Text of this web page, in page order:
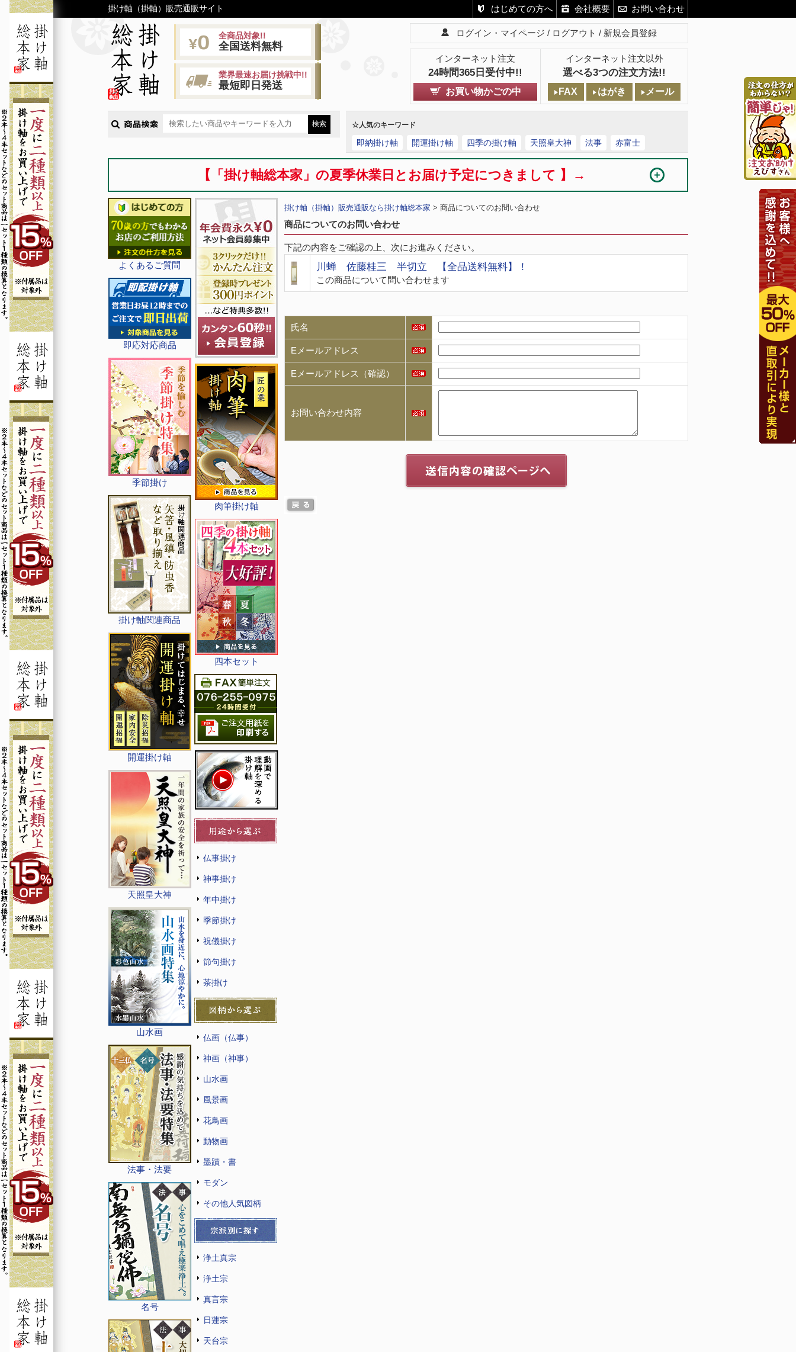
掛け軸（掛軸）販売通販サイト はじめての方へ 会社概要 お問い合わせ
全商品対象!!
全国送料無料
業界最速お届け挑戦中!!
最短即日発送
ログイン・マイページ ログアウト 新規会員登録
インターネット注文
24時間365日受付中!!
インターネット注文以外
選べる3つの注文方法!!
お買い物かごの中 FAX はがき メール
☆人気のキーワード
即納掛け軸 開運掛け軸 四季の掛け軸 天照皇大神 法事 赤富士
【「掛け軸総本家」の夏季休業日とお届け予定につきまして 】→
よくあるご質問
即応対応商品
季節掛け
掛け軸関連商品
開運掛け軸
天照皇大神
山水画
法事・法要
名号
肉筆掛け軸
四本セット
仏事掛け
神事掛け
年中掛け
季節掛け
祝儀掛け
節句掛け
茶掛け
仏画（仏事）
神画（神事）
山水画
風景画
花鳥画
動物画
墨蹟・書
モダン
その他人気図柄
浄土真宗
浄土宗
真言宗
日蓮宗
天台宗
掛け軸（掛軸）販売通販なら掛け軸総本家 > 商品についてのお問い合わせ
商品についてのお問い合わせ
下記の内容をご確認の上、次にお進みください。
川蝉 佐藤桂三 半切立 【全品送料無料】！
この商品について問い合わせます
氏名
Eメールアドレス
Eメールアドレス（確認）
お問い合わせ内容